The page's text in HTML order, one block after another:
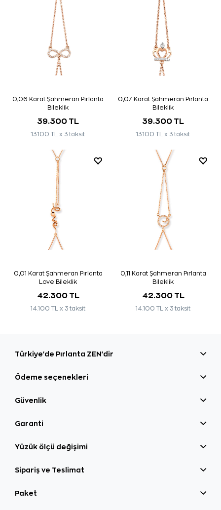
0,06 Karat Şahmeran Pırlanta
Bileklik
39.300 TL
13.100 TL x 3 taksit
0,07 Karat Şahmeran Pırlanta
Bileklik
39.300 TL
13.100 TL x 3 taksit
0,01 Karat Şahmeran Pırlanta
Love Bileklik
42.300 TL
14.100 TL x 3 taksit
0,11 Karat Şahmeran Pırlanta
Bileklik
42.300 TL
14.100 TL x 3 taksit
Türkiye'de Pırlanta ZEN'dir
Ödeme seçenekleri
Güvenlik
Garanti
Yüzük ölçü değişimi
Sipariş ve Teslimat
Paket